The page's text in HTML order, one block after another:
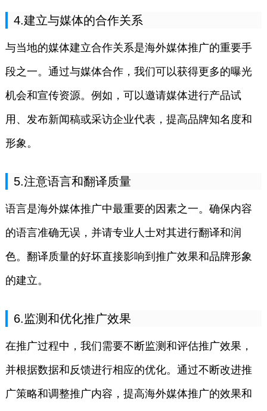
4.建立与媒体的合作关系
与当地的媒体建立合作关系是海外媒体推广的重要手
段之一。通过与媒体合作，我们可以获得更多的曝光
机会和宣传资源。例如，可以邀请媒体进行产品试
用、发布新闻稿或采访企业代表，提高品牌知名度和
形象。
5.注意语言和翻译质量
语言是海外媒体推广中最重要的因素之一。确保内容
的语言准确无误，并请专业人士对其进行翻译和润
色。翻译质量的好坏直接影响到推广效果和品牌形象
的建立。
6.监测和优化推广效果
在推广过程中，我们需要不断监测和评估推广效果，
并根据数据和反馈进行相应的优化。通过不断改进推
广策略和调整推广内容，提高海外媒体推广的效果和